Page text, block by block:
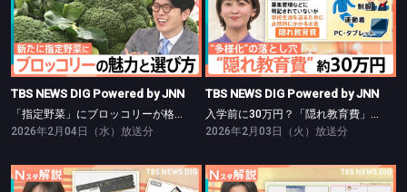
TBS NEWS DIG Powered by JNN
「指定野菜」にブロッコリーが格上げ【Nスタ】
TBS NEWS DIG Powered by JNN
「指定野菜」にブロッコリーが格上げ【Nスタ】
2026年2月04日（水）放送分
TBS NEWS DIG Powered by JNN
入学前に30万円？「隠れ教育費」の実態【Nスタ】
TBS NEWS DIG Powered by JNN
入学前に30万円？「隠れ教育費」の実態【Nスタ】
2026年2月03日（火）放送分